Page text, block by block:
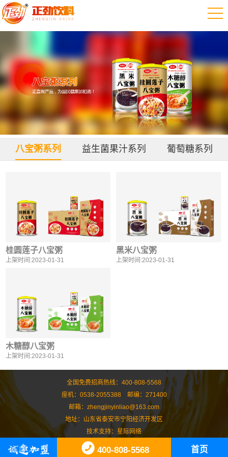
八宝粥系列 益生菌果汁系列 葡萄糖系列
桂圆莲子八宝粥
上架时间:2023-01-31
黑米八宝粥
上架时间:2023-01-31
木糖醇八宝粥
上架时间:2023-01-31
全国免费招商热线：400-808-5568
座机：0538-2055388 邮编：271400
邮箱：zhengjinyinliao@163.com
地址：山东省泰安市宁阳经济开发区
技术支持： 星际网络
400-808-5568 首页